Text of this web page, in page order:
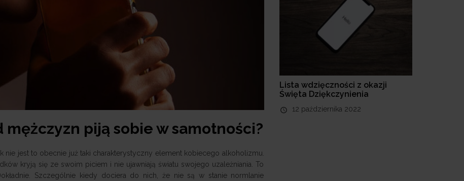
piją sobie w samotności?
nie jest to obecnie już taki charakterystyczny element kobiecego alkoholizmu.
kryją się ze swoim piciem i nie ujawniają światu swojego uzależniania. To
Szczególnie kiedy dociera do nich, że nie są w stanie normlanie
Lista wdzięczności z okazji
Święta Dziękczynienia
12 października 2022